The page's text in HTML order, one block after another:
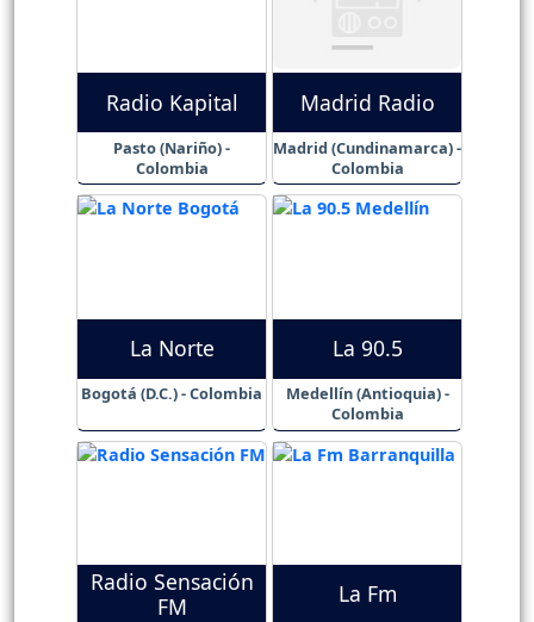
Radio Kapital
Pasto (Nariño) -
Colombia
Madrid Radio
Madrid (Cundinamarca) -
Colombia
La Norte
Bogotá (D.C.) - Colombia
La 90.5
Medellín (Antioquia) -
Colombia
Radio Sensación
FM
La Fm